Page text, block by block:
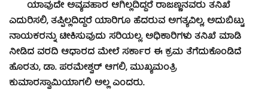
ಯಾವುದೇ ಅವ್ಯವಹಾರ ಆಗಿಲ್ಲದಿದ್ದರೆ ರಾಜಣ್ಣನವರು ತನಿಖೆ
ಎದುರಿಸಲಿ, ತಪ್ಪಿಲ್ಲದಿದ್ದರೆ ಯಾರಿಗೂ ಹೆದರುವ ಅಗತ್ಯವಿಲ್ಲ, ಅದುಬಿಟ್ಟು
ನಾಯಕರನ್ನು ಟೀಕಿಸುವುದು ಸರಿಯಲ್ಲ. ಅಧಿಕಾರಿಗಳು ತನಿಖೆ ಮಾಡಿ
ನೀಡಿದ ವರದಿ ಆಧಾರದ ಮೇಲೆ ಸರ್ಕಾರ ಈ ಕ್ರಮ ತೆಗೆದುಕೊಂಡಿದೆ
ಹೊರತು, ಡಾ. ಪರಮೇಶ್ವರ್ ಆಗಲಿ, ಮುಖ್ಯಮಂತ್ರಿ
ಕುಮಾರಸ್ವಾಮಿಯಾಗಲಿ ಅಲ್ಲ ಎಂದರು.